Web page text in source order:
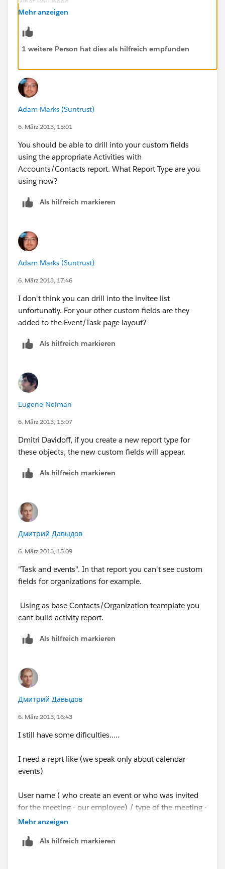
Mehr anzeigen
1 weitere Person hat dies als hilfreich empfunden
Adam Marks (Suntrust)
6. März 2013, 15:01
You should be able to drill into your custom fields
using the appropriate Activities with
Accounts/Contacts report. What Report Type are you
using now?
Als hilfreich markieren
Adam Marks (Suntrust)
6. März 2013, 17:46
I don't think you can drill into the invitee list
unfortunatly. For your other custom fields are they
added to the Event/Task page layout?
Als hilfreich markieren
Eugene Neiman
6. März 2013, 15:07
Dmitri Davidoff, if you create a new report type for
these objects, the new custom fields will appear.
Als hilfreich markieren
Дмитрий Давыдов
6. März 2013, 15:09
"Task and events". In that report you can't see custom
fields for organizations for example.
Using as base Contacts/Organization teamplate you
cant build activity report.
Als hilfreich markieren
Дмитрий Давыдов
6. März 2013, 16:43
I still have some dificulties.....
I need a reprt like (we speak only about calendar
events)
User name ( who create an event or who was invited
for the meeting - our employee) / type of the meeting -
event / start date / end date / Account name /
field #2 / Contact name ( employee of our customer-
Mehr anzeigen
Als hilfreich markieren